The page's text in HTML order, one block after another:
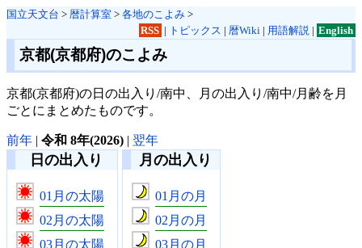
国立天文台 > 暦計算室 > 各地のこよみ >
RSS | トピックス | 暦Wiki| 用語解説| English
京都(京都府)のこよみ
京都(京都府)の日の出入り/南中、月の出入り/南中/月齢を月
ごとにまとめたものです。
前年 | 令和 8年(2026) | 翌年
日の出入り
01月の太陽
02月の太陽
03月の太陽
月の出入り
01月の月
02月の月
03月の月